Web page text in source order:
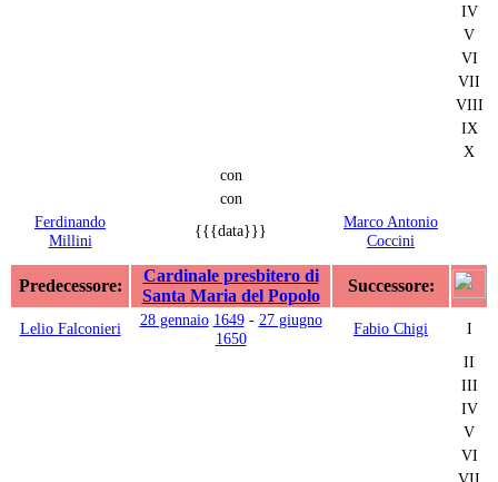
IV
V
VI
VII
VIII
IX
X
con
con
Ferdinando
Millini
{{{data}}}
Marco Antonio
Coccini
Predecessore:
Cardinale presbitero di
Santa Maria del Popolo
Successore:
Lelio Falconieri 28 gennaio 1649- 27 giugno
1650
Fabio Chigi
I
II
III
IV
V
VI
VII